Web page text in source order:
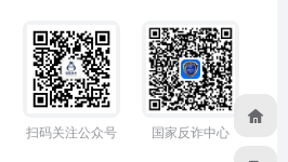
扫码关注公众号 国家反诈中心